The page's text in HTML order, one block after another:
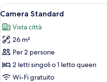
le
camere
Apri
tutte
le
foto
per
Camera
Standard
3
Camera Standard
Vista città
26 m²
Per 2 persone
2 letti singoli o 1 letto queen
Wi-Fi gratuito